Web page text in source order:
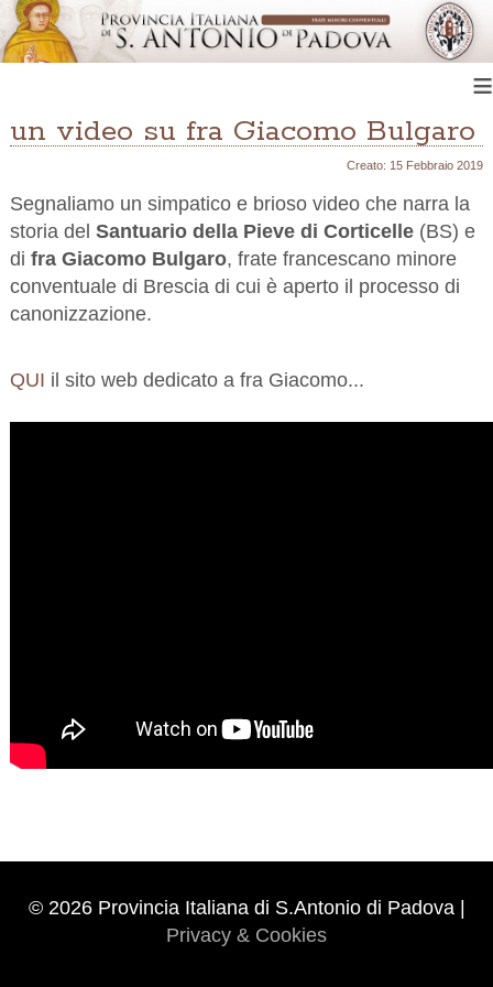
≡
un video su fra Giacomo Bulgaro
Creato: 15 Febbraio 2019
Segnaliamo un simpatico e brioso video che narra la
storia del Santuario della Pieve di Corticelle(BS) e
di fra Giacomo Bulgaro, frate francescano minore
conventuale di Brescia di cui è aperto il processo di
canonizzazione.
QUI il sito web dedicato a fra Giacomo...
© 2026 Provincia Italiana di S.Antonio di Padova |
Privacy & Cookies